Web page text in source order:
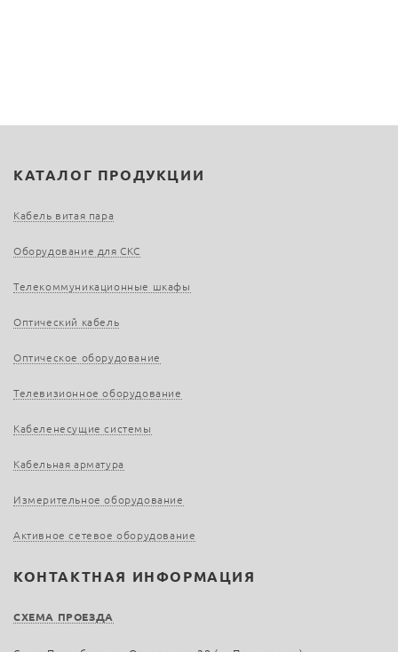
КАТАЛОГ ПРОДУКЦИИ
Кабель витая пара
Оборудование для СКС
Телекоммуникационные шкафы
Оптический кабель
Оптическое оборудование
Телевизионное оборудование
Кабеленесущие системы
Кабельная арматура
Измерительное оборудование
Активное сетевое оборудование
КОНТАКТНАЯ ИНФОРМАЦИЯ
СХЕМА ПРОЕЗДА